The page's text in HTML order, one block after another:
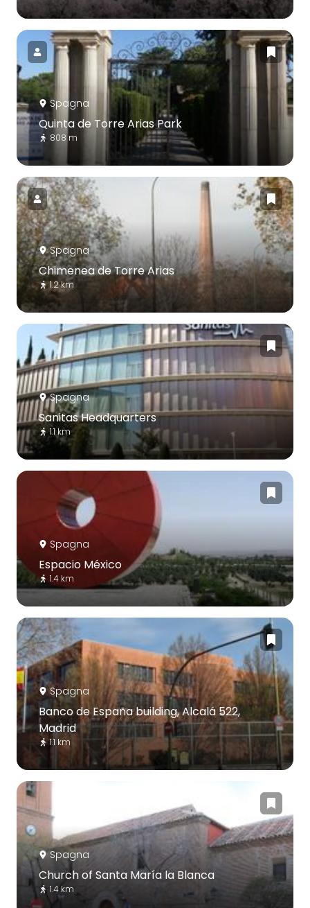
Spagna
Quinta de Torre Arias Park
808 m
Spagna
Chimenea de Torre Arias
1.2 km
Spagna
Sanitas Headquarters
1.1 km
Spagna
Espacio México
1.4 km
Spagna
Banco de España building, Alcalá 522,
Madrid
1.1 km
Spagna
Church of Santa María la Blanca
1.4 km